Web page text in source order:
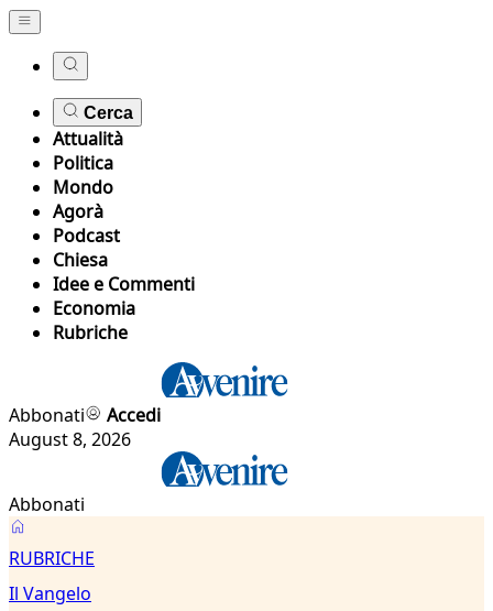
Cerca
Attualità
Politica
Mondo
Agorà
Podcast
Chiesa
Idee e Commenti
Economia
Rubriche
Abbonati
Accedi
August 8, 2026
Abbonati
Il
Vangelo
RUBRICHE
Il Vangelo